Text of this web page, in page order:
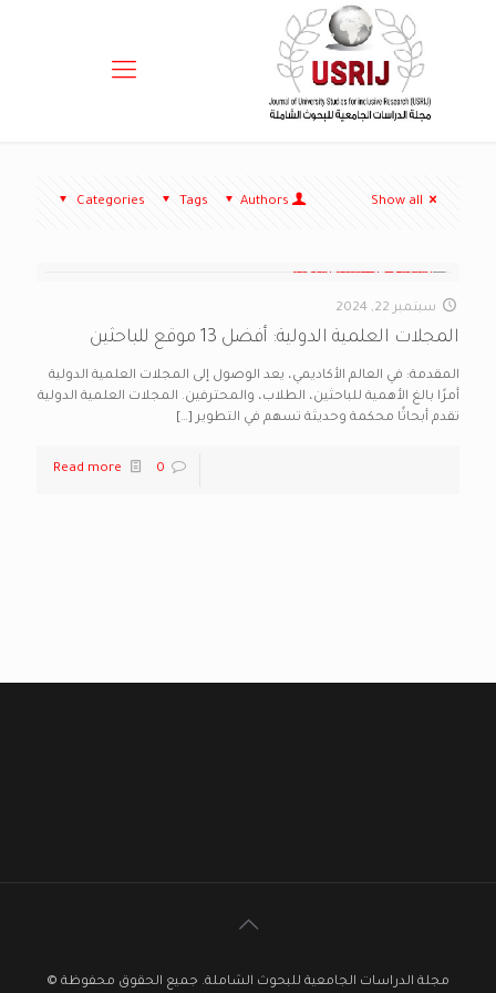
Categories Tags Authors Show all
سبتمبر 22, 2024
المجلات العلمية الدولية: أفضل 13 موقع للباحثين
المقدمة: في العالم الأكاديمي، يعد الوصول إلى المجلات العلمية الدولية
أمرًا بالغ الأهمية للباحثين، الطلاب، والمحترفين. المجلات العلمية الدولية
تقدم أبحاثًا محكمة وحديثة تسهم في التطوير […]
0
Read more
مجلة الدراسات الجامعية للبحوث الشاملة. جميع الحقوق محفوظة ©